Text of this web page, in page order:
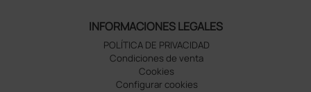
INFORMACIONES LEGALES
POLÍTICA DE PRIVACIDAD
Condiciones de venta
Cookies
Configurar cookies